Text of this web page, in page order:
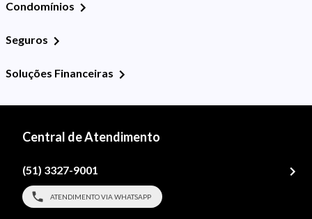
Condomínios
Seguros
Soluções Financeiras
Central de Atendimento
(51) 3327-9001
ATENDIMENTO VIA WHATSAPP